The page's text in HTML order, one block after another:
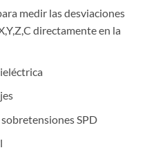
medir las desviaciones
directamente en la
SPD